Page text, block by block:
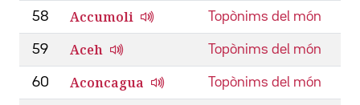
58 Accumoli Topònims del món
59 Aceh Topònims del món
60 Aconcagua Topònims del món